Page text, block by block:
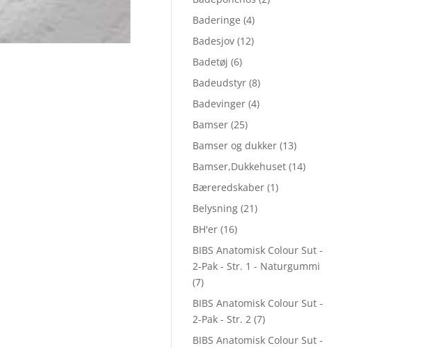
Baderinge (4)
Badesjov (12)
Badetøj (6)
Badeudstyr (8)
Badevinger (4)
Bamser (25)
Bamser og dukker (13)
Bamser,Dukkehuset (14)
Bæreredskaber (1)
Belysning (21)
BH'er (16)
BIBS Anatomisk Colour Sut -
2-Pak - Str. 1 - Naturgummi
(7)
BIBS Anatomisk Colour Sut -
2-Pak - Str. 2 (7)
BIBS Anatomisk Colour Sut -